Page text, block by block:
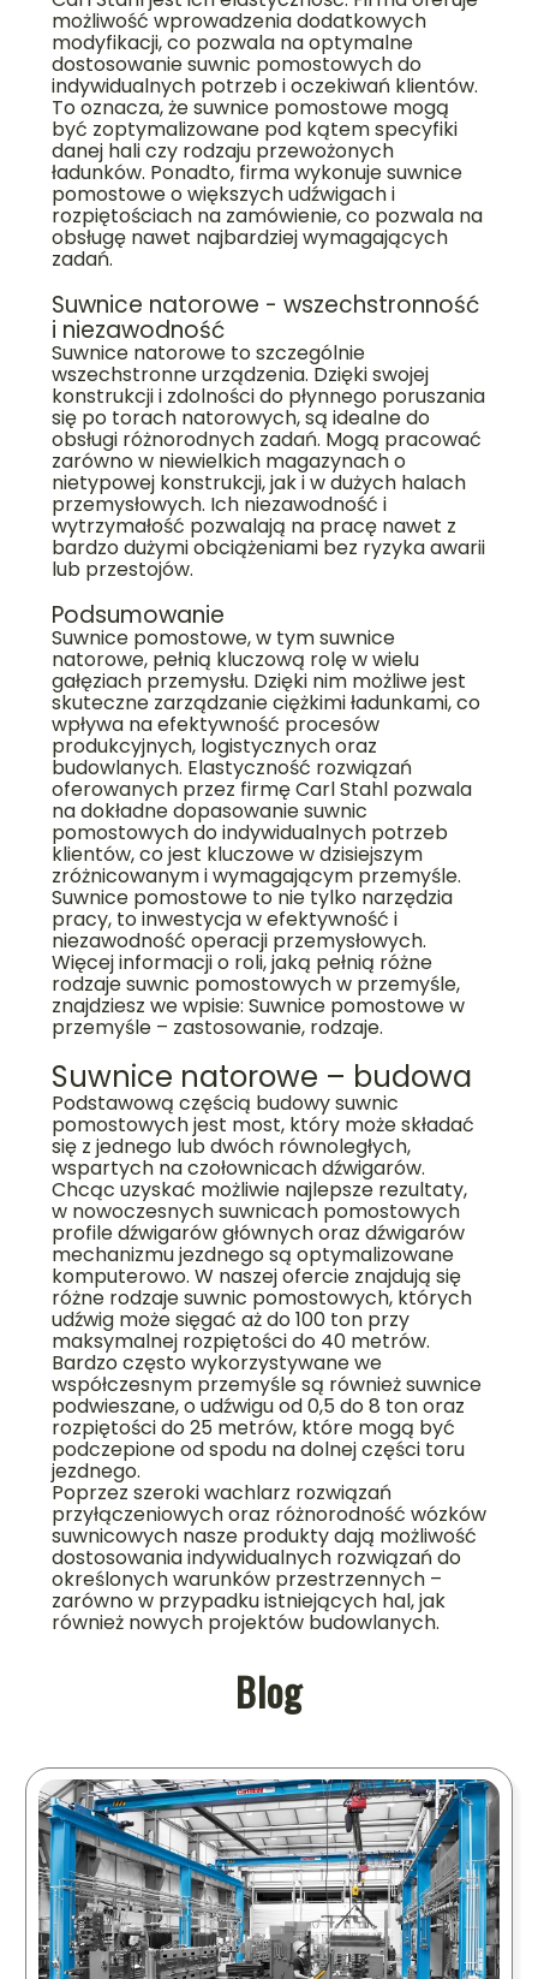
możliwość wprowadzenia dodatkowych
modyfikacji, co pozwala na optymalne
dostosowanie suwnic pomostowych do
indywidualnych potrzeb i oczekiwań klientów.
To oznacza, że suwnice pomostowe mogą
być zoptymalizowane pod kątem specyfiki
danej hali czy rodzaju przewożonych
ładunków. Ponadto, firma wykonuje suwnice
pomostowe o większych udźwigach i
rozpiętościach na zamówienie, co pozwala na
obsługę nawet najbardziej wymagających
zadań.
Suwnice natorowe - wszechstronność
i niezawodność
Suwnice natorowe to szczególnie
wszechstronne urządzenia. Dzięki swojej
konstrukcji i zdolności do płynnego poruszania
się po torach natorowych, są idealne do
obsługi różnorodnych zadań. Mogą pracować
zarówno w niewielkich magazynach o
nietypowej konstrukcji, jak i w dużych halach
przemysłowych. Ich niezawodność i
wytrzymałość pozwalają na pracę nawet z
bardzo dużymi obciążeniami bez ryzyka awarii
lub przestojów.
Podsumowanie
Suwnice pomostowe, w tym suwnice
natorowe, pełnią kluczową rolę w wielu
gałęziach przemysłu. Dzięki nim możliwe jest
skuteczne zarządzanie ciężkimi ładunkami, co
wpływa na efektywność procesów
produkcyjnych, logistycznych oraz
budowlanych. Elastyczność rozwiązań
oferowanych przez firmę Carl Stahl pozwala
na dokładne dopasowanie suwnic
pomostowych do indywidualnych potrzeb
klientów, co jest kluczowe w dzisiejszym
zróżnicowanym i wymagającym przemyśle.
Suwnice pomostowe to nie tylko narzędzia
pracy, to inwestycja w efektywność i
niezawodność operacji przemysłowych.
Więcej informacji o roli, jaką pełnią różne
rodzaje suwnic pomostowych w przemyśle,
znajdziesz we wpisie: Suwnice pomostowe w
przemyśle – zastosowanie, rodzaje.
Suwnice natorowe – budowa
Podstawową częścią budowy suwnic
pomostowych jest most, który może składać
się z jednego lub dwóch równoległych,
wspartych na czołownicach dźwigarów.
Chcąc uzyskać możliwie najlepsze rezultaty,
w nowoczesnych suwnicach pomostowych
profile dźwigarów głównych oraz dźwigarów
mechanizmu jezdnego są optymalizowane
komputerowo. W naszej ofercie znajdują się
różne rodzaje suwnic pomostowych, których
udźwig może sięgać aż do 100 ton przy
maksymalnej rozpiętości do 40 metrów.
Bardzo często wykorzystywane we
współczesnym przemyśle są równieżsuwnice
podwieszane, o udźwigu od 0,5 do 8 ton oraz
rozpiętości do 25 metrów, które mogą być
podczepione od spodu na dolnej części toru
jezdnego.
Poprzez szeroki wachlarz rozwiązań
przyłączeniowych oraz różnorodność wózków
suwnicowych nasze produkty dają możliwość
dostosowania indywidualnych rozwiązań do
określonych warunków przestrzennych –
zarówno w przypadku istniejących hal, jak
również nowych projektów budowlanych.
Blog